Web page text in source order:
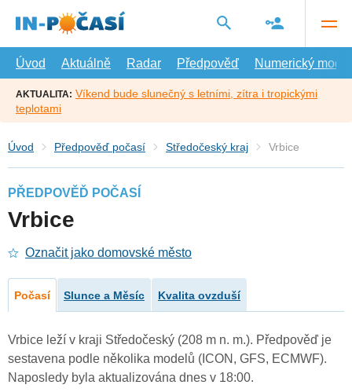
hlavní
Úvod
Aktuálně Radar Předpověď Numerický model
AKTUALITA: Víkend bude slunečný s letními, zítra i tropickými
teplotami
Úvod Předpověď počasí Středočeský kraj Vrbice
PŘEDPOVĚĎ POČASÍ
Vrbice
Označit jako domovské město
Počasí Slunce a Měsíc Kvalita ovzduší
Vrbice leží v kraji Středočeský (208 m n. m.). Předpověď je
sestavena podle několika modelů (ICON, GFS, ECMWF).
Naposledy byla aktualizována dnes v 18:00.